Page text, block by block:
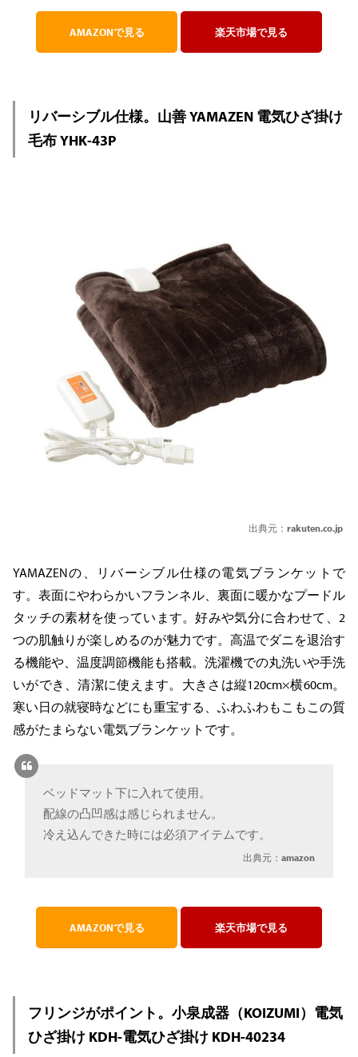
AMAZONで見る 楽天市場で見る
リバーシブル仕様。山善 YAMAZEN 電気ひざ掛け
毛布 YHK-43P
出典元： rakuten.co.jp
YAMAZENの、リバーシブル仕様の電気ブランケットで
す。表面にやわらかいフランネル、裏面に暖かなプードル
タッチの素材を使っています。好みや気分に合わせて、2
つの肌触りが楽しめるのが魅力です。高温でダニを退治す
る機能や、温度調節機能も搭載。洗濯機での丸洗いや手洗
いができ、清潔に使えます。大きさは縦120cm×横60cm。
寒い日の就寝時などにも重宝する、ふわふわもこもこの質
感がたまらない電気ブランケットです。
ベッドマット下に入れて使用。
配線の凸凹感は感じられません。
冷え込んできた時には必須アイテムです。
出典元：amazon
AMAZONで見る 楽天市場で見る
フリンジがポイント。小泉成器（KOIZUMI）電気
ひざ掛け KDH-電気ひざ掛け KDH-40234